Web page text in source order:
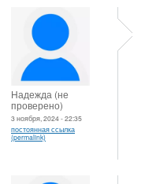
Надежда (не
проверено)
3 ноября, 2024 - 22:35
постоянная ссылка
(permalink)